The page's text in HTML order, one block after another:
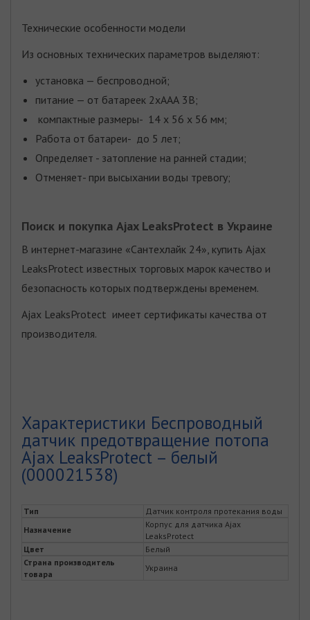
Технические особенности модели
Из основных технических параметров выделяют:
установка — беспроводной;
питание — от батареек 2хААА 3В;
компактные размеры- 14 x 56 x 56 мм;
Работа от батареи- до 5 лет;
Определяет - затопление на ранней стадии;
Отменяет- при высыхании воды тревогу;
Поиск и покупка Ajax LeaksProtect в Украине
В интернет-магазине «Сантехлайк 24», купить Ajax
LeaksProtect известных торговых марок качество и
безопасность которых подтверждены временем.
Ajax LeaksProtect имеет сертификаты качества от
производителя.
Характеристики Беспроводный
датчик предотвращение потопа
Ajax LeaksProtect – белый
(000021538)
Тип
Датчик контроля протекания воды
Назначение
Корпус для датчика Ajax
LeaksProtect
Цвет
Белый
Страна производитель
товара
Украина